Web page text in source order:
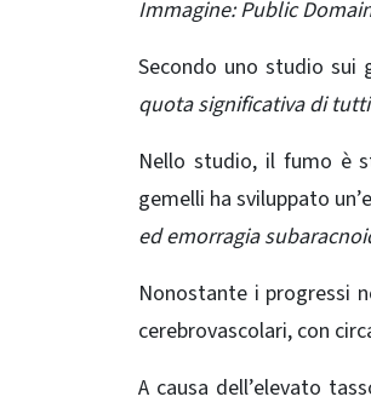
Immagine: Public
Secondo uno studio sui
quota significativa di
Nello studio, il fumo è
gemelli ha sviluppato
ed emorragia
Nonostante i progressi
cerebrovascolari, con
A causa dell’elevato